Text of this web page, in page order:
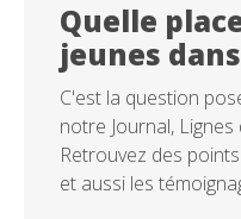
Quelle
jeunes
C'est la question
notre Journal, Lignes
Retrouvez des
et aussi les